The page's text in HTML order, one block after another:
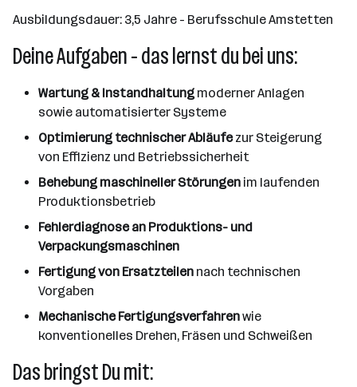
Ausbildungsdauer: 3,5 Jahre - Berufsschule Amstetten
Deine Aufgaben - das lernst du bei uns:
Wartung & Instandhaltung moderner Anlagen
sowie automatisierter Systeme
Optimierung technischer Abläufezur Steigerung
von Effizienz und Betriebssicherheit
Behebung maschineller Störungen im laufenden
Produktionsbetrieb
Fehlerdiagnose an Produktions- und
Verpackungsmaschinen
Fertigung von Ersatzteilen nach technischen
Vorgaben
Mechanische Fertigungsverfahrenwie
konventionelles Drehen, Fräsen und Schweißen
Das bringst Du mit: